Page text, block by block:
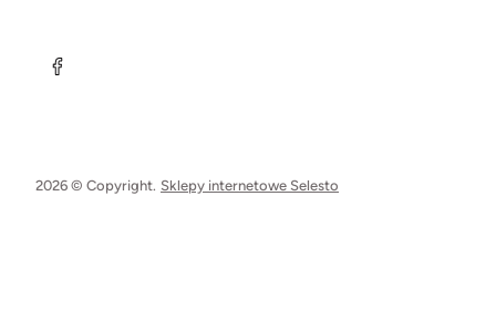
2026 © Copyright. Sklepy internetowe Selesto